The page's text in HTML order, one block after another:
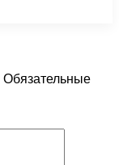
Обязательные